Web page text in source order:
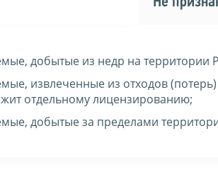
добытые из недр на территории
извлеченные из отходов
отдельному лицензированию;
добытые за пределами